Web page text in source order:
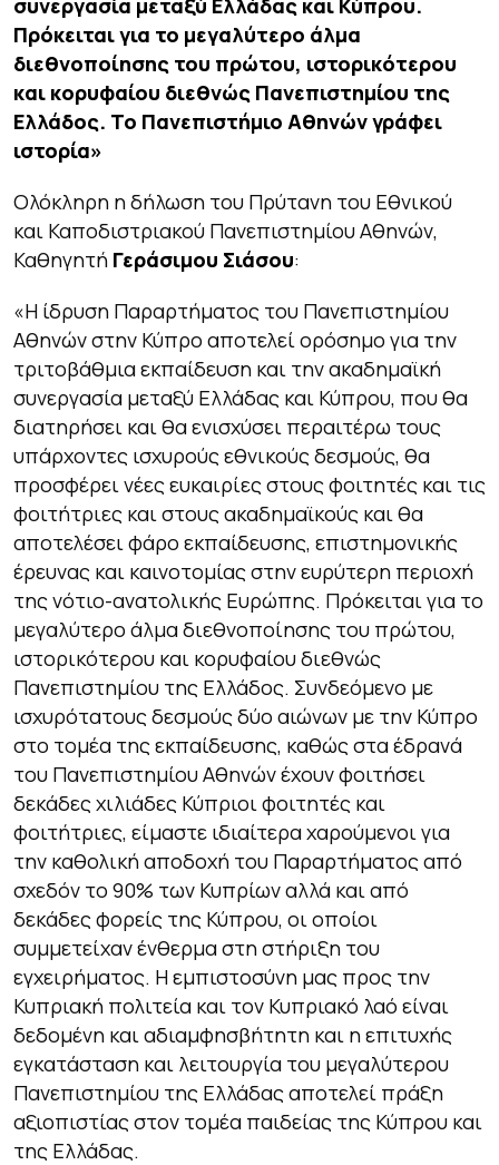
συνεργασία μεταξύ Ελλάδας και Κύπρου.
Πρόκειται για το μεγαλύτερο άλμα
διεθνοποίησης του πρώτου, ιστορικότερου
και κορυφαίου διεθνώς Πανεπιστημίου της
Ελλάδος. Το Πανεπιστήμιο Αθηνών γράφει
ιστορία»
Ολόκληρη η δήλωση του Πρύτανη του Εθνικού
και Καποδιστριακού Πανεπιστημίου Αθηνών,
Καθηγητή Γεράσιμου Σιάσου:
«Η ίδρυση Παραρτήματος του Πανεπιστημίου
Αθηνών στην Κύπρο αποτελεί ορόσημο για την
τριτοβάθμια εκπαίδευση και την ακαδημαϊκή
συνεργασία μεταξύ Ελλάδας και Κύπρου, που θα
διατηρήσει και θα ενισχύσει περαιτέρω τους
υπάρχοντες ισχυρούς εθνικούς δεσμούς, θα
προσφέρει νέες ευκαιρίες στους φοιτητές και τις
φοιτήτριες και στους ακαδημαϊκούς και θα
αποτελέσει φάρο εκπαίδευσης, επιστημονικής
έρευνας και καινοτομίας στην ευρύτερη περιοχή
της νότιο-ανατολικής Ευρώπης. Πρόκειται για το
μεγαλύτερο άλμα διεθνοποίησης του πρώτου,
ιστορικότερου και κορυφαίου διεθνώς
Πανεπιστημίου της Ελλάδος. Συνδεόμενο με
ισχυρότατους δεσμούς δύο αιώνων με την Κύπρο
στο τομέα της εκπαίδευσης, καθώς στα έδρανά
του Πανεπιστημίου Αθηνών έχουν φοιτήσει
δεκάδες χιλιάδες Κύπριοι φοιτητές και
φοιτήτριες, είμαστε ιδιαίτερα χαρούμενοι για
την καθολική αποδοχή του Παραρτήματος από
σχεδόν το 90% των Κυπρίων αλλά και από
δεκάδες φορείς της Κύπρου, οι οποίοι
συμμετείχαν ένθερμα στη στήριξη του
εγχειρήματος. Η εμπιστοσύνη μας προς την
Κυπριακή πολιτεία και τον Κυπριακό λαό είναι
δεδομένη και αδιαμφησβήτητη και η επιτυχής
εγκατάσταση και λειτουργία του μεγαλύτερου
Πανεπιστημίου της Ελλάδας αποτελεί πράξη
αξιοπιστίας στον τομέα παιδείας της Κύπρου και
της Ελλάδας.